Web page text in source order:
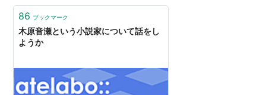
2001/08/21）
『あのひと』 （
2001/11/20）
版・2001/12/12）
『恋愛時間(文庫)』 （
ISBN:4872788850
86 ブックマーク
木原音瀬という小説家について話をし
ようか